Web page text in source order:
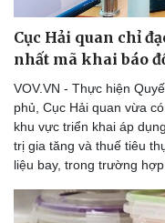
Doanh nghiệp 24h
Doanh nhân
Vì cộng đồng
Cục Hải quan chỉ
nhất mã khai báo
VOV.VN - Thực hiện
phủ, Cục Hải quan vừa
khu vực triển khai áp
trị gia tăng và thuế tiêu
liệu bay, trong trường